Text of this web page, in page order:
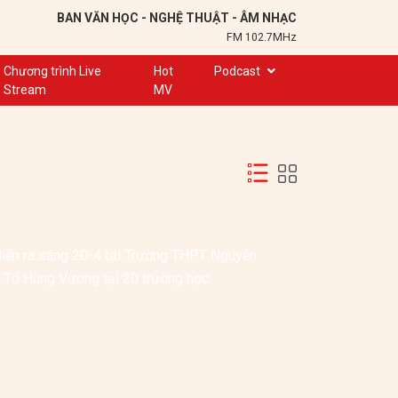
BAN VĂN HỌC - NGHỆ THUẬT - ÂM NHẠC
FM 102.7MHz
Chương trình Live
Stream
Hot
MV
Podcast
Trạm 102,7
Chuyện để kể
Đôi bạn văn chương
ra sáng 20-4 tại Trường THPT Nguyễn
Hùng Vương tại 20 trường học.